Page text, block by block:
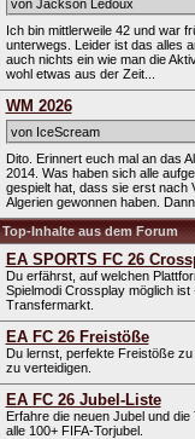
von Jackson Ledoux
Ich bin mittlerweile 42 und war
unterwegs. Leider ist das alles
auch nichts ein wie man die
wohl etwas aus der Zeit...
WM 2026
von IceScream
Dito. Erinnert euch mal an das
2014. Was haben sich alle
gespielt hat, dass sie erst nach
Algerien gewonnen haben. Dann
Top-Inhalte aus dem Forum
EA SPORTS FC 26
Du erfährst, auf welchen
Spielmodi Crossplay möglich ist
Transfermarkt.
EA FC 26 Freistöße
Du lernst, perfekte Freistöße
zu verteidigen.
EA FC 26 Jubel-Liste
Erfahre die neuen Jubel und
alle 100+ FIFA-Torjubel.